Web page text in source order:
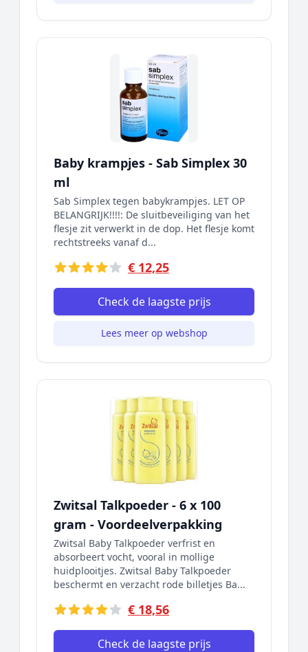
Baby krampjes - Sab Simplex 30
ml
Sab Simplex tegen babykrampjes. LET OP
BELANGRIJK!!!!: De sluitbeveiliging van het
flesje zit verwerkt in de dop. Het flesje komt
rechtstreeks vanaf d...
€ 12,25
Check de laagste prijs
Lees meer op webshop
Zwitsal Talkpoeder - 6 x 100
gram - Voordeelverpakking
Zwitsal Baby Talkpoeder verfrist en
absorbeert vocht, vooral in mollige
huidplooitjes. Zwitsal Baby Talkpoeder
beschermt en verzacht rode billetjes Ba...
€ 18,56
Check de laagste prijs